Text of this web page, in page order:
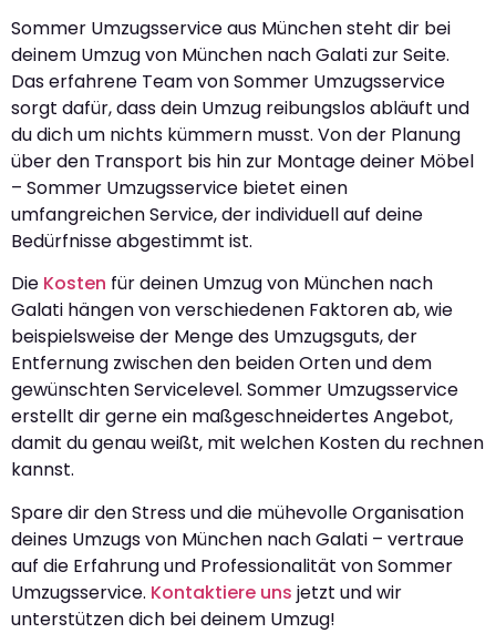
Sommer Umzugsservice aus München steht dir bei
deinem Umzug von München nach Galati zur Seite.
Das erfahrene Team von Sommer Umzugsservice
sorgt dafür, dass dein Umzug reibungslos abläuft und
du dich um nichts kümmern musst. Von der Planung
über den Transport bis hin zur Montage deiner Möbel
– Sommer Umzugsservice bietet einen
umfangreichen Service, der individuell auf deine
Bedürfnisse abgestimmt ist.
Die Kosten für deinen Umzug von München nach
Galati hängen von verschiedenen Faktoren ab, wie
beispielsweise der Menge des Umzugsguts, der
Entfernung zwischen den beiden Orten und dem
gewünschten Servicelevel. Sommer Umzugsservice
erstellt dir gerne ein maßgeschneidertes Angebot,
damit du genau weißt, mit welchen Kosten du rechnen
kannst.
Spare dir den Stress und die mühevolle Organisation
deines Umzugs von München nach Galati – vertraue
auf die Erfahrung und Professionalität von Sommer
Umzugsservice. Kontaktiere uns jetzt und wir
unterstützen dich bei deinem Umzug!